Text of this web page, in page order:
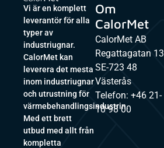
Vi är en komplett
leverantör för alla
typer av
industriugnar.
CalorMet kan
leverera det mesta
inom industriugnar
och utrustning för
värmebehandlingsindustrin.
Med ett brett
utbud med allt från
kompletta
Om
CalorMet
CalorMet AB
Regattagatan 13
SE-723 48
Västerås
Telefon: +46 21-
10 98 00